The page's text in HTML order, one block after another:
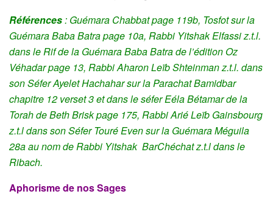
Références: Guémara Chabbat page 119b, Tosfot sur la
Guémara Baba Batra page 10a, Rabbi Yitshak Elfassi z.t.l.
dans le Rif de la Guémara Baba Batra de l’édition Oz
Véhadar page 13, RabbiAharon Leïb Shteinmanz.t.l. dans
son Séfer Ayelet Hachahar sur la Parachat Bamidbar
chapitre 12 verset 3 et dans le séfer Eéla Bétamar de la
Torah de Beth Brisk page 175, Rabbi Arié Leïb Gainsbourg
z.t.l dans son Séfer Touré Even sur la Guémara Méguila
28a au nom de Rabbi Yitshak BarChéchat z.t.l dans le
Ribach.
Aphorisme de nos Sages